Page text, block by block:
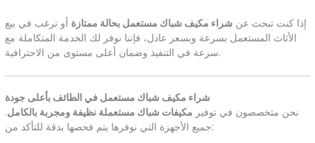
إذا كنت تبحث عن شراء مكيف شباك مستعمل بحالة ممتازة أو ترغب في بيع
الأثاث المستعمل بسرعة وبسعر عادل، فإننا نوفر لك الخدمة المتكاملة مع
سرعة في التنفيذ وضمان أعلى مستوى من الاحترافية.
شراء مكيف شباك مستعمل في الطائف بأعلى جودة
نحن متخصصون في توفير مكيفات شباك مستعملة نظيفة ومجربة بالكامل.
جميع الأجهزة التي نوفرها يتم فحصها بدقة للتأكد من: